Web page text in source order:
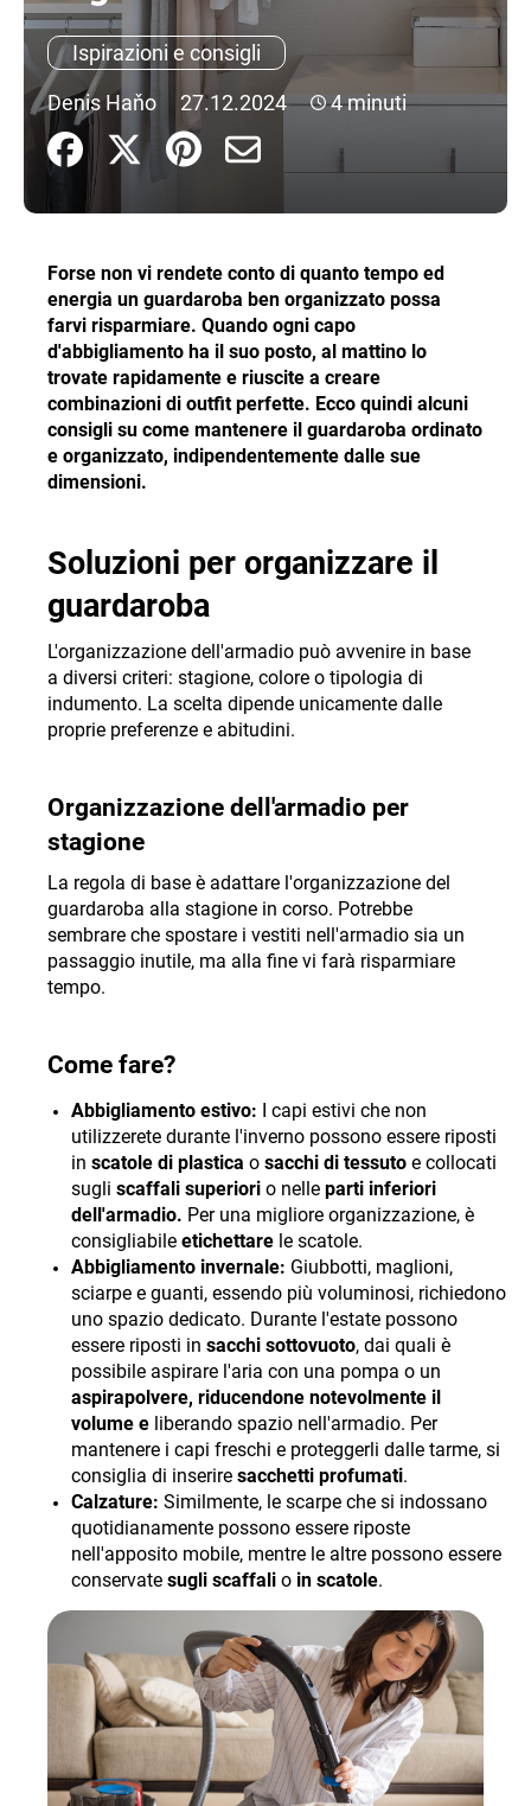
Ispirazioni e consigli
Denis Haňo
27.12.2024 4 minuti
Forse non vi rendete conto di quanto tempo ed
energia un guardaroba ben organizzato possa
farvi risparmiare. Quando ogni capo
d'abbigliamento ha il suo posto, al mattino lo
trovate rapidamente e riuscite a creare
combinazioni di outfit perfette. Ecco quindi alcuni
consigli su come mantenere il guardaroba ordinato
e organizzato, indipendentemente dalle sue
dimensioni.
Soluzioni per organizzare il
guardaroba
L'organizzazione dell'armadio può avvenire in base
a diversi criteri: stagione, colore o tipologia di
indumento. La scelta dipende unicamente dalle
proprie preferenze e abitudini.
Organizzazione dell'armadio per
stagione
La regola di base è adattare l'organizzazione del
guardaroba alla stagione in corso. Potrebbe
sembrare che spostare i vestiti nell'armadio sia un
passaggio inutile, ma alla fine vi farà risparmiare
tempo.
Come fare?
Abbigliamento estivo: I capi estivi che non
utilizzerete durante l'inverno possono essere riposti
in scatole di plastica o sacchi di tessuto e collocati
sugli scaffali superiori o nelle parti inferiori
dell'armadio. Per una migliore organizzazione, è
consigliabile etichettare le scatole.
Abbigliamento invernale: Giubbotti, maglioni,
sciarpe e guanti, essendo più voluminosi, richiedono
uno spazio dedicato. Durante l'estate possono
essere riposti in sacchi sottovuoto, dai quali è
possibile aspirare l'aria con una pompa o un
aspirapolvere, riducendone notevolmente il
volume e liberando spazio nell'armadio. Per
mantenere i capi freschi e proteggerli dalle tarme, si
consiglia di inserire sacchetti profumati.
Calzature: Similmente, le scarpe che si indossano
quotidianamente possono essere riposte
nell'apposito mobile, mentre le altre possono essere
conservate sugli scaffali o in scatole.
n
d
o
?